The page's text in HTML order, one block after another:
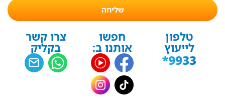
שליחה
טלפון
לייעוץ
חפשו
אותנו ב:
צרו קשר
בקליק